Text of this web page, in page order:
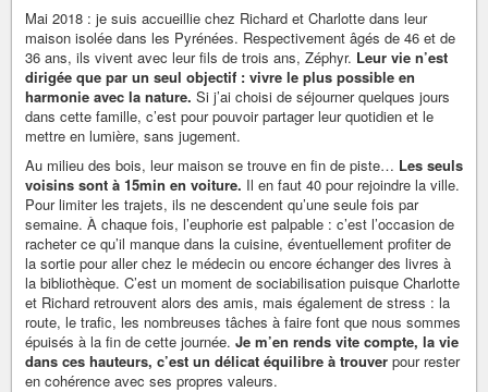
Mai 2018 : je suis accueillie chez Richard et Charlotte dans leur
maison isolée dans les Pyrénées. Respectivement âgés de 46 et de
36 ans, ils vivent avec leur fils de trois ans, Zéphyr. Leur vie n’est
dirigée que par un seul objectif : vivre le plus possible en
harmonie avec la nature. Si j’ai choisi de séjourner quelques jours
dans cette famille, c’est pour pouvoir partager leur quotidien et le
mettre en lumière, sans jugement.
Au milieu des bois, leur maison se trouve en fin de piste… Les seuls
voisins sont à 15min en voiture. Il en faut 40 pour rejoindre la ville.
Pour limiter les trajets, ils ne descendent qu’une seule fois par
semaine. À chaque fois, l’euphorie est palpable : c’est l’occasion de
racheter ce qu’il manque dans la cuisine, éventuellement profiter de
la sortie pour aller chez le médecin ou encore échanger des livres à
la bibliothèque. C’est un moment de sociabilisation puisque Charlotte
et Richard retrouvent alors des amis, mais également de stress : la
route, le trafic, les nombreuses tâches à faire font que nous sommes
épuisés à la fin de cette journée. Je m’en rends vite compte, la vie
dans ces hauteurs, c’est un délicat équilibre à trouver pour rester
en cohérence avec ses propres valeurs.